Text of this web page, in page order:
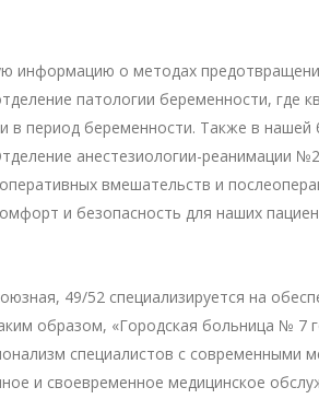
информацию о методах
патологии беременности,
период беременности. Также в нашей
анестезиологии-реанимации
вмешательств и
и безопасность для наших
49/52 специализируется на
образом, «Городская больница №
специалистов с современными
и своевременное медицинское